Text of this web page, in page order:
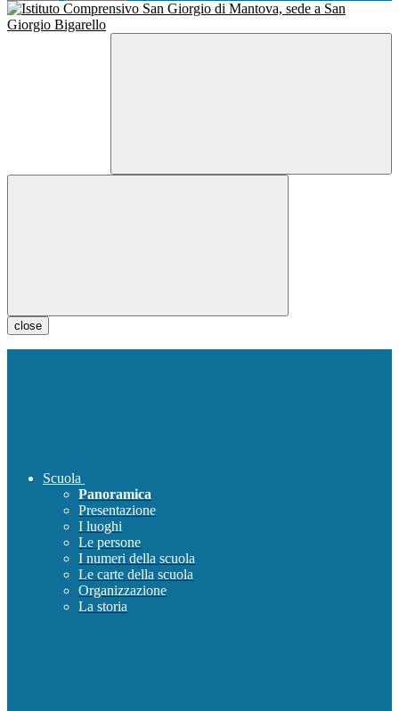
close
Scuola
Panoramica
Presentazione
I luoghi
Le persone
I numeri della scuola
Le carte della scuola
Organizzazione
La storia